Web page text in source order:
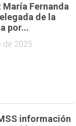
María Fernanda
de la
por...
de 2025
información